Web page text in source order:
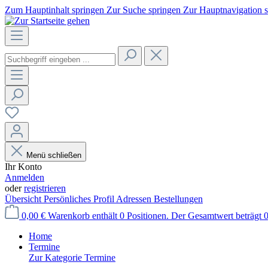
Zum Hauptinhalt springen Zur Suche springen Zur Hauptnavigation
Menü schließen
Ihr Konto
Anmelden
oderregistrieren
Übersicht Persönliches Profil Adressen Bestellungen
0,00 € Warenkorb enthält 0 Positionen. Der Gesamtwert beträgt
Home
Termine
Zur Kategorie Termine